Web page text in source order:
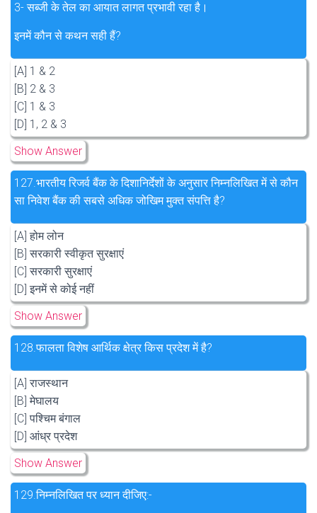
3- सब्जी के तेल का आयात लागत प्रभावी रहा है।
इनमें कौन से कथन सही हैं?
[A] 1 & 2
[B] 2 & 3
[C] 1 & 3
[D] 1, 2 & 3
Show Answer
127.भारतीय रिजर्व बैंक के दिशानिर्देशों के अनुसार निम्नलिखित में से कौन
सा निवेश बैंक की सबसे अधिक जोखिम मुक्त संपत्ति है?
[A] होम लोन
[B] सरकारी स्वीकृत सुरक्षाएं
[C] सरकारी सुरक्षाएं
[D] इनमें से कोई नहीं
Show Answer
128.फालता विशेष आर्थिक क्षेत्र किस प्रदेश में है?
[A] राजस्थान
[B] मेघालय
[C] पश्चिम बंगाल
[D] आंध्र प्रदेश
Show Answer
129.निम्नलिखित पर ध्यान दीजिए:-